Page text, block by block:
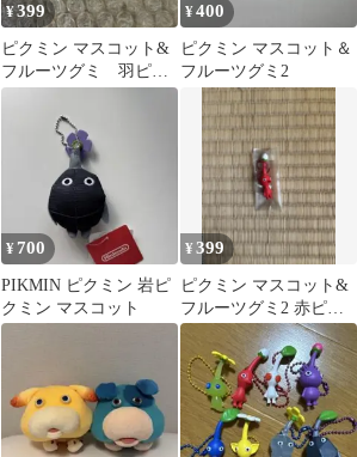
¥399
ピクミン マスコット&
フルーツグミ 羽ピク
ミン キーホルダー
¥400
ピクミン マスコット＆
フルーツグミ2
¥ 700
PIKMIN ピクミン 岩ピ
クミン マスコット
¥399
ピクミン マスコット&
フルーツグミ2 赤ピク
ミン